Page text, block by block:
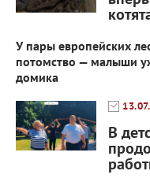
У пары европейских
потомство — малыши
домика
В